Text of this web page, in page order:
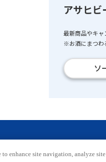
アサヒビ
最新商品やキャ
※お酒にまつわ
ソ
enhance site navigation, analyze site